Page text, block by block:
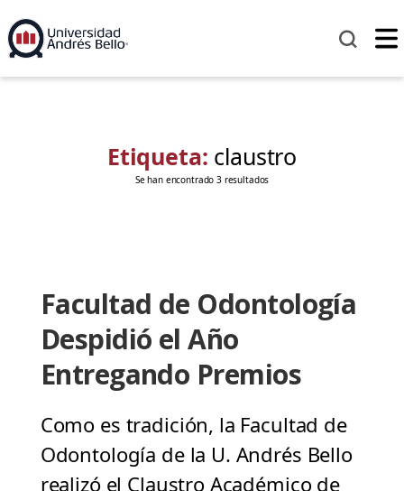
Etiqueta: claustro
Se han encontrado 3 resultados
Facultad de Odontología
Despidió el Año
Entregando Premios
Como es tradición, la Facultad de
Odontología de la U. Andrés Bello
realizó el Claustro Académico de